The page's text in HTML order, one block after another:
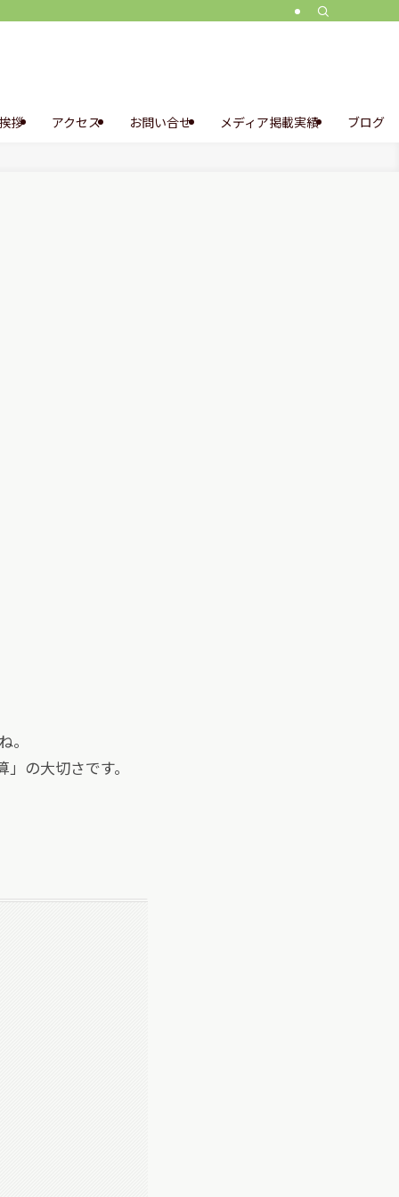
拶 アクセス お問い合せ メディア掲載実績 ブログ
の大切さです。